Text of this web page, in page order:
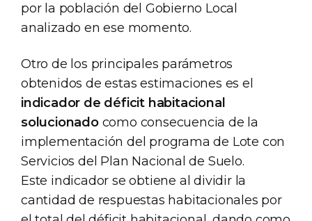
por la población del Gobierno Local
analizado en ese momento.
Otro de los principales parámetros
obtenidos de estas estimaciones es el
indicador de déficit habitacional
solucionadocomo consecuencia de la
implementación del programa de Lote con
Servicios del Plan Nacional de Suelo.
Este indicador se obtiene al dividir la
cantidad de respuestas habitacionales por